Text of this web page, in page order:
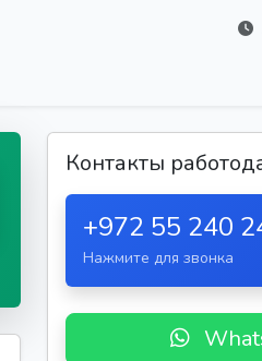
Контакты
+972 55 240
Нажмите для звонка